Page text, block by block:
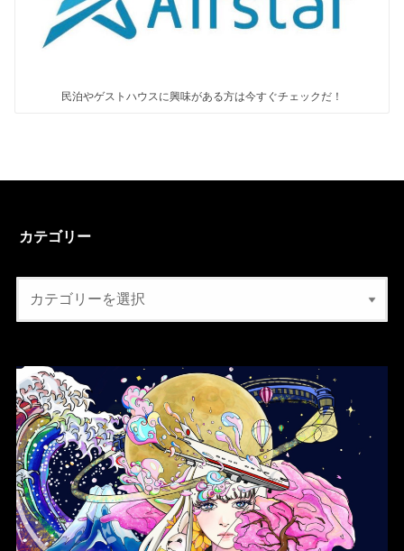
民泊やゲストハウスに興味がある方は今すぐチェックだ！
カテゴリー